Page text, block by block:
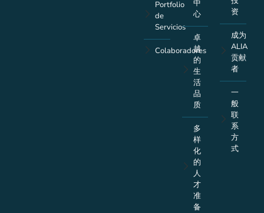
Portfolio
de
Servicios
Colaboradores
中
心
卓
越
的
生
活
品
质
多
样
化
的
人
才
准
备
资
成为
ALIA
贡献
者
一
般
联
系
方
式